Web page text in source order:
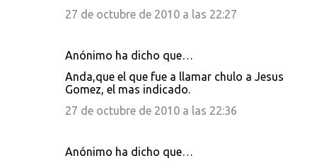
27 de octubre de 2010 a las 22:27
Anónimo ha dicho que…
Anda,que el que fue a llamar chulo a Jesus
Gomez, el mas indicado.
27 de octubre de 2010 a las 22:36
Anónimo ha dicho que…